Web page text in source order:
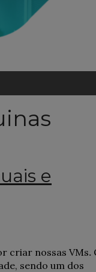
e
criar nossas VMs.
sendo um dos